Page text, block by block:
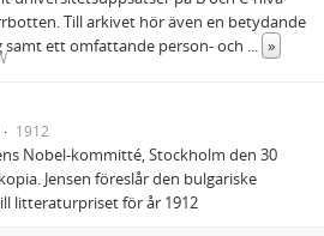
Till arkivet hör även en betydande
samt ett omfattande person- och ... »
1912
Nobel-kommitté, Stockholm den 30
Jensen föreslår den bulgariske
litteraturpriset för år 1912